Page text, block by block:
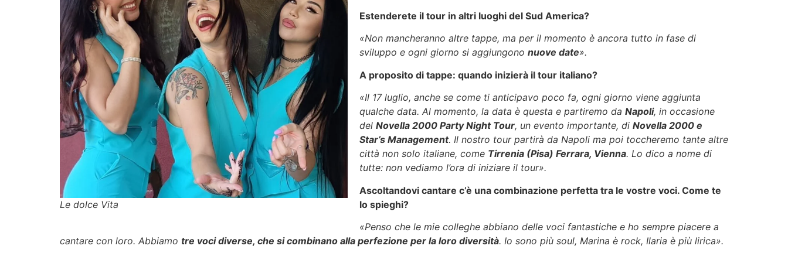
Le dolce Vita
Estenderete il tour in altri luoghi del Sud America?
«Non mancheranno altre tappe, ma per il momento è ancora tutto in fase di
sviluppo e ogni giorno si aggiungono nuove date».
A proposito di tappe: quando inizierà il tour italiano?
«Il 17 luglio, anche se come ti anticipavo poco fa, ogni giorno viene aggiunta
qualche data. Al momento, la data è questa e partiremo da Napoli, in occasione
del Novella 2000 Party Night Tour, un evento importante, di Novella 2000 e
Star’s Management. Il nostro tour partirà da Napoli ma poi toccheremo tante altre
città non solo italiane, come Tirrenia (Pisa) Ferrara, Vienna. Lo dico a nome di
tutte: non vediamo l’ora di iniziare il tour».
Ascoltandovi cantare c’è una combinazione perfetta tra le vostre voci. Come te
lo spieghi?
«Penso che le mie colleghe abbiano delle voci fantastiche e ho sempre piacere a
cantare con loro. Abbiamo tre voci diverse, che si combinano alla perfezione per la loro diversità. Io sono più soul, Marina è rock, Ilaria è più lirica».